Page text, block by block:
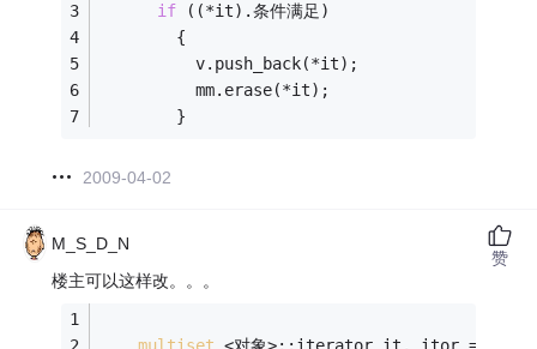
if ((*it).条件满足)
        {
          v.push_back(*it);
          mm.erase(*it);
        }
2009-04-02
M_S_D_N
楼主可以这样改。。。
multiset <对象>::iterator it, itor =
赞